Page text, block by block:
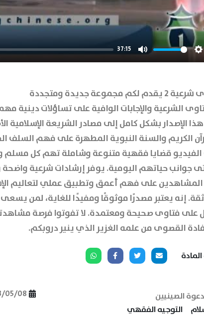
37:15
Mute
شرعية 2
يقدم لكم مجموعة جديدة ومتجددة
الشرعية والإجابات الوافية على تساؤلات دينية
الإصدار بشكل كامل إلى مصادر الشريعة الإسلامية
الكريم والسنة النبوية المطهرة على فهم السلف
قضايا فقهية متنوعة وشاملة تهم كل
جوانب حياتهم اليومية. يوفر إرشادات شرعية واضحة
على فهم أعمق وتطبيق عملي لتعاليم
إنه يعتبر مصدرًا موثوقًا ومفيدًا للغاية، لمن يسعى
على فتاوى صحيحة ومعتمدة. لا تفوتوا فرصة
القصوى من علمه الغزير الذي ينير دروبكم.
الصينيين 05/08
التوجيه الفقهي